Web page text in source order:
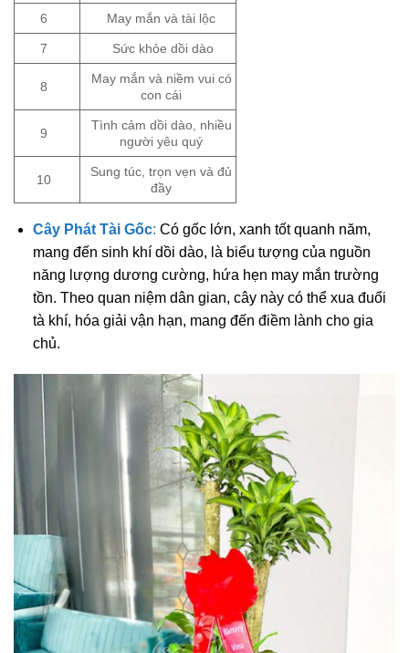
6 May mắn và tài lộc
7 Sức khỏe dồi dào
8
May mắn và niềm vui có
con cái
9
Tình cảm dồi dào, nhiều
người yêu quý
10
Sung túc, trọn vẹn và đủ
đầy
Cây Phát Tài Gốc: Có gốc lớn, xanh tốt quanh năm,
mang đến sinh khí dồi dào, là biểu tượng của nguồn
năng lượng dương cường, hứa hẹn may mắn trường
tồn. Theo quan niệm dân gian, cây này có thể xua đuổi
tà khí, hóa giải vận hạn, mang đến điềm lành cho gia
chủ.